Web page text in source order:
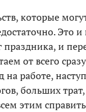
которые
Это
и
от всего
работе,
больших
этим